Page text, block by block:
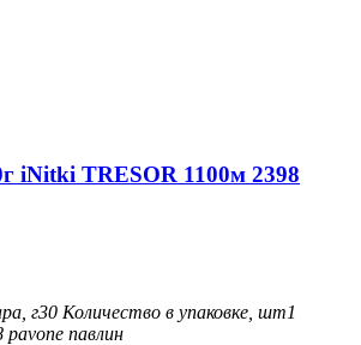
iNitki TRESOR 1100м 2398
г30 Количество в упаковке, шт1
pavone павлин